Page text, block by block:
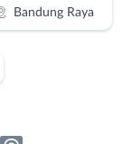
Bandung Raya